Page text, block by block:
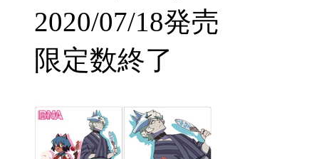
2020/07/18発売
限定数終了